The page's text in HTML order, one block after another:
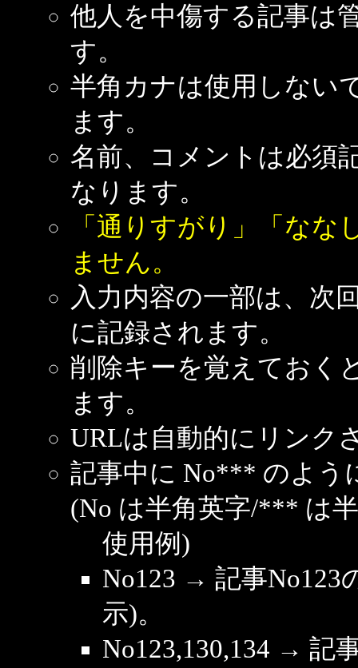
他人を中傷する記事は
す。
半角カナは使用しない
ます。
名前、コメントは必須
なります。
「通りすがり」「な
ません。
入力内容の一部は、次
に記録されます。
削除キーを覚えておく
ます。
URLは自動的にリンク
記事中に No*** のよう
(No は半角英字/*** は
使用例)
No123 → 記事No123
示)。
No123,130,134 → 記